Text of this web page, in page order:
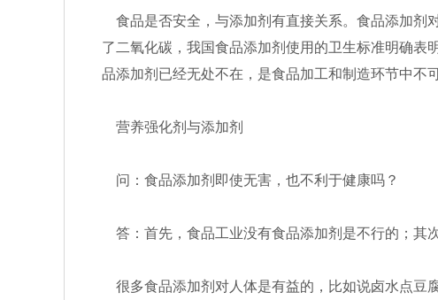
食品是否安全，与添加剂有直接关系。食品添加剂
了二氧化碳，我国食品添加剂使用的卫生标准明确表
品添加剂已经无处不在，是食品加工和制造环节中不
营养强化剂与添加剂
问：食品添加剂即使无害，也不利于健康吗？
答：首先，食品工业没有食品添加剂是不行的；其
很多食品添加剂对人体是有益的，比如说卤水点豆